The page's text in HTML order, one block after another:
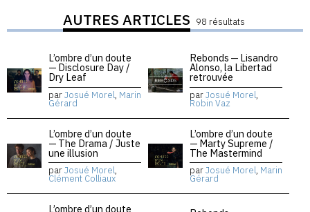
AUTRES ARTICLES 98 résultats
L’ombre d’un doute
— Disclosure Day /
Dry Leaf
parJosué Morel, Marin
Gérard
Rebonds — Lisandro
Alonso, la Libertad
retrouvée
parJosué Morel,
Robin Vaz
L’ombre d’un doute
— The Drama / Juste
une illusion
parJosué Morel,
Clément Colliaux
L’ombre d’un doute
— Marty Supreme /
The Mastermind
parJosué Morel, Marin
Gérard
L’ombre d’un doute